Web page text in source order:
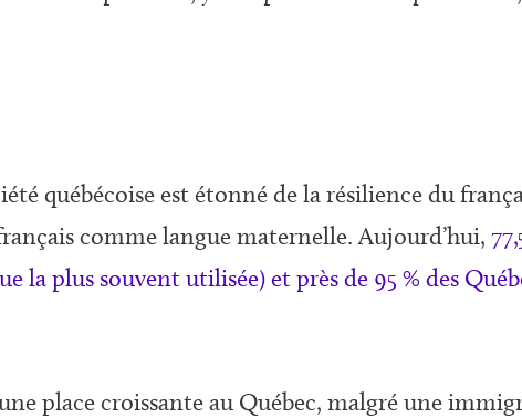
québécoise est étonné de la résilience du
comme langue maternelle. Aujourd’hui,
la plus souvent utilisée) et près de 95 % des
une place croissante au Québec, malgré une